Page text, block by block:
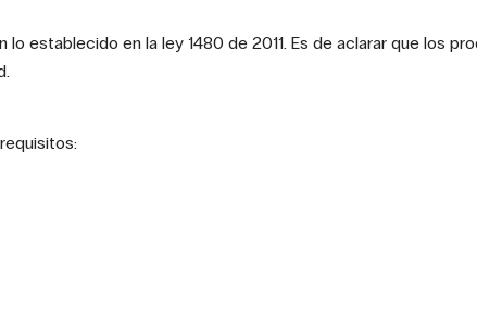
establecido en la ley 1480 de 2011. Es de aclarar que los